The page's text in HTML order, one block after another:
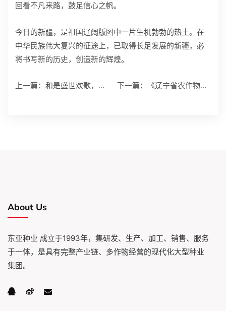
回看不凡来路，鼓足信心之帆。
今日的新疆，是祖国辽阔版图中一片生机勃勃的热土。在
中华民族伟大复兴的征途上，已取得长足发展的新疆，必
将书写新的历史，创造新的辉煌。
上一篇： 和是盛世欢歌，美是乐 下一篇： 《辽宁省农作物种子管
About Us
东亚种业 成立于1993年，集研发、生产、加工、销售、服务
于一体，是具有完整产业链、多作物经营的现代化大型种业
集团。